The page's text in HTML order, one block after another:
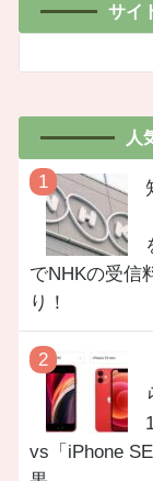
サイ
人
でNHKの受信
り！
vs「iPhone